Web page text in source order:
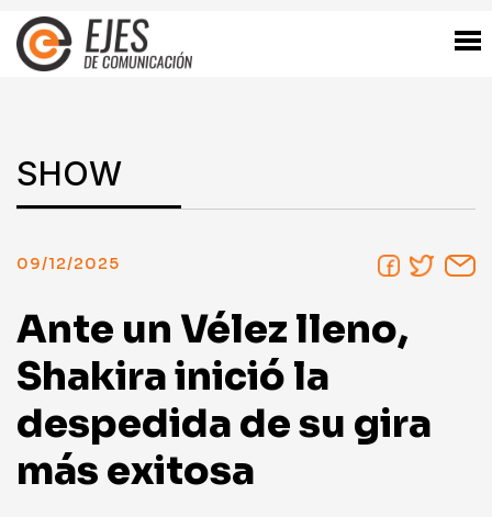
SHOW
09/12/2025
Ante un Vélez lleno,
Shakira inició la
despedida de su gira
más exitosa